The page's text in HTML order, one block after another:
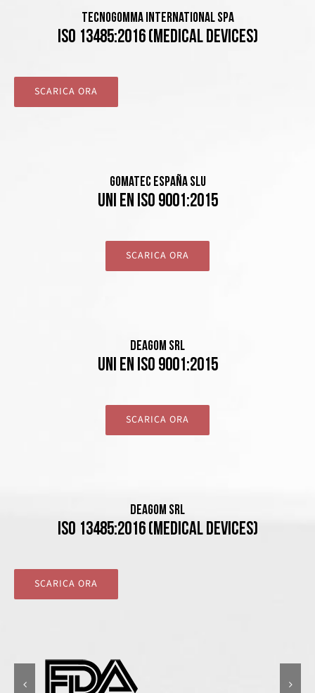
TECNOGOMMA INTERNATIONAL SPA
ISO 13485:2016 (Medical Devices)
SCARICA ORA
GOMATEC ESPAÑA SLU
UNI EN ISO 9001:2015
SCARICA ORA
DEAGOM SRL
UNI EN ISO 9001:2015
SCARICA ORA
DEAGOM SRL
ISO 13485:2016 (Medical Devices)
SCARICA ORA